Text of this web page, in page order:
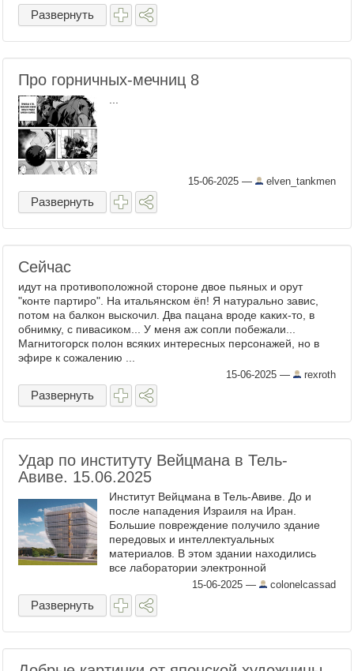
Развернуть
Про горничных-мечниц 8
15-06-2025 — elven_tankmen
Развернуть
Сейчас
идут на противоположной стороне двое пьяных и орут
"конте партиро". На итальянском ёп! Я натурально завис,
потом на балкон выскочил. Два пацана вроде каких-то, в
обнимку, с пивасиком... У меня аж сопли побежали...
Магнитогорск полон всяких интересных персонажей, но в
эфире к сожалению ...
15-06-2025 — rexroth
Развернуть
Удар по институту Вейцмана в Тель-
Авиве. 15.06.2025
Институт Вейцмана в Тель-Авиве. До и
после нападения Израиля на Иран.
Большие повреждение получило здание
передовых и интеллектуальных
материалов. В этом здании находились
все лаборатории электронной
микроскопии, передовые аналитические и
исследовательские лаборатории в
различных ...
15-06-2025 — colonelcassad
Развернуть